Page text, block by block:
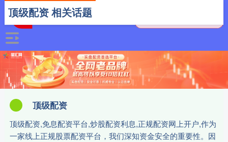
顶级配资
顶级配资,免息配资平台,炒股配资利息,正规配资网上开户,作为
一家线上正规股票配资平台，我们深知资金安全的重要性。因
顶级配资 相关话题